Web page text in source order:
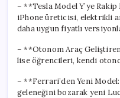
– **Tesla Model Y’ye
iPhone üreticisi, elektrikli
daha uygun fiyatlı
– **Otonom Araç
lise öğrencileri, kendi
– **Ferrari’den Yeni
geleneğini bozarak yeni